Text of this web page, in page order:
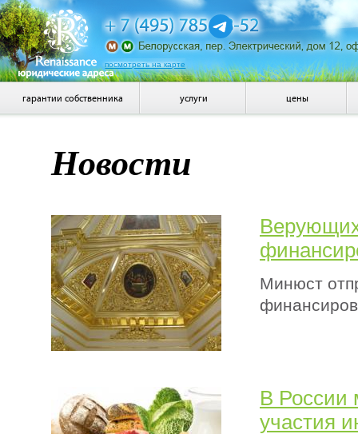
посмотреть на карте
гарантии собственника услуги цены
Новости
Верующих
Минюст
В России
участия